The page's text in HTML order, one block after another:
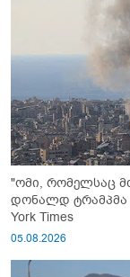
"ომი, რომელსაც
დონალდ ტრამპმა
York Times
05.08.2026